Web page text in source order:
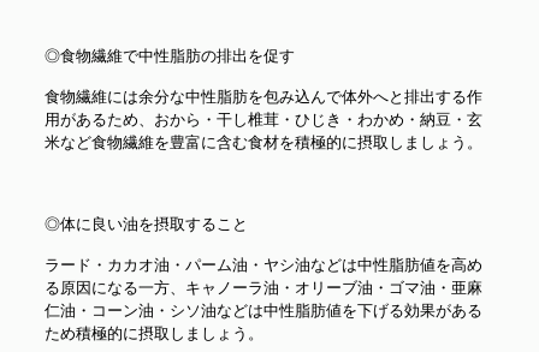
◎食物繊維で中性脂肪の排出を促す
食物繊維には余分な中性脂肪を包み込んで体外へと排出する作
用があるため、おから・干し椎茸・ひじき・わかめ・納豆・玄
米など食物繊維を豊富に含む食材を積極的に摂取しましょう。
◎体に良い油を摂取すること
ラード・カカオ油・パーム油・ヤシ油などは中性脂肪値を高め
る原因になる一方、キャノーラ油・オリーブ油・ゴマ油・亜麻
仁油・コーン油・シソ油などは中性脂肪値を下げる効果がある
ため積極的に摂取しましょう。